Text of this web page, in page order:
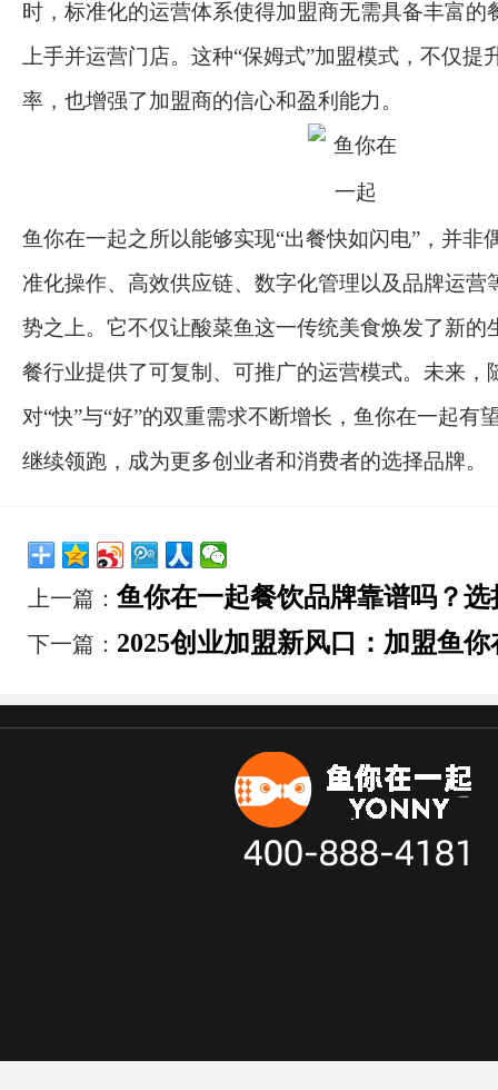
时，标准化的运营体系使得加盟商无需具备丰富的
上手并运营门店。这种“保姆式”加盟模式，不仅提
率，也增强了加盟商的信心和盈利能力。
鱼你在一起之所以能够实现“出餐快如闪电”，并非
准化操作、高效供应链、数字化管理以及品牌运营
势之上。它不仅让酸菜鱼这一传统美食焕发了新的
餐行业提供了可复制、可推广的运营模式。未来，
对“快”与“好”的双重需求不断增长，鱼你在一起有
继续领跑，成为更多创业者和消费者的选择品牌。
上一篇： 鱼你在一起餐饮品牌靠谱吗？
下一篇： 2025创业加盟新风口：加盟鱼